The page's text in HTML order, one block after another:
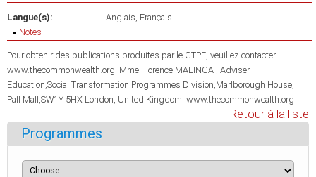
Langue(s): Anglais Français
Masquer
Notes
Pour obtenir des publications produites par le GTPE, veuillez contacter
www.thecommonwealth.org :Mme Florence MALINGA , Adviser
Education,Social Transformation Programmes Division,Marlborough House,
Pall Mall,SW1Y 5HX London, United Kingdom: www.thecommonwealth.org
Retour à la liste
Programmes